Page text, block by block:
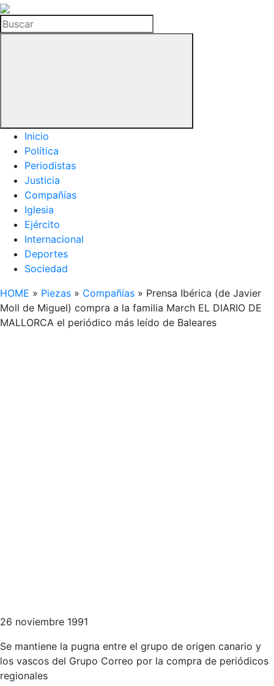
La
Hemeroteca
del
Buscar
Inicio
Política
Periodistas
Justicia
Compañías
Iglesia
Ejército
Internacional
Deportes
Sociedad
HOME » Piezas » Compañías » Prensa Ibérica (de Javier
Moll de Miguel) compra a la familia March EL DIARIO DE
MALLORCA el periódico más leído de Baleares
26 noviembre 1991
Se mantiene la pugna entre el grupo de origen canario y
los vascos del Grupo Correo por la compra de periódicos
regionales